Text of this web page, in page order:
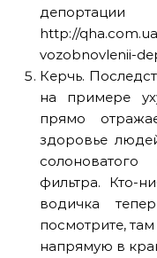
http://
vozobnovlenii-
Керчь.
на примере
прямо
здоровье
фильтра. Кто-
водичка
посмотрите,
напрямую в